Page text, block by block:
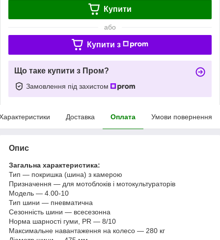
Купити
або
Купити з
Що таке купити з Пром?
Замовлення під захистом
Доставка Оплата Умови повернення
Опис
Загальна характеристика:
Тип — покришка (шина) з камерою
Призначення — для мотоблоків і мотокультураторів
Модель — 4.00-10
Тип шини — пневматична
Сезонність шини — всесезонна
Норма шарності гуми, PR — 8/10
Максимальне навантаження на колесо — 280 кг